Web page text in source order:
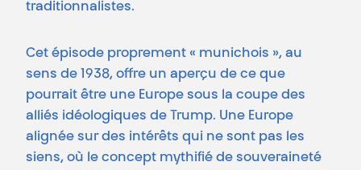
traditionnalistes.
Cet épisode proprement « munichois », au
sens de 1938, offre un aperçu de ce que
pourrait être une Europe sous la coupe des
alliés idéologiques de Trump. Une Europe
alignée sur des intérêts qui ne sont pas les
siens, où le concept mythifié de souveraineté